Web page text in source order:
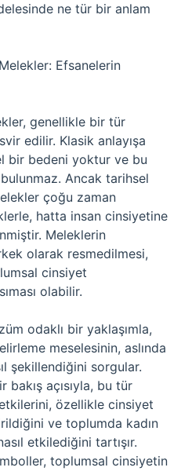
ne tür bir anlam
Efsanelerin
genellikle bir tür
edilir. Klasik anlayışa
bir bedeni yoktur ve bu
Ancak tarihsel
çoğu zaman
hatta insan cinsiyetine
Meleklerin
olarak resmedilmesi,
cinsiyet
olabilir.
odaklı bir yaklaşımla,
meselesinin, aslında
şekillendiğini sorgular.
bakış açısıyla, bu tür
özellikle cinsiyet
ve toplumda kadın
etkilediğini tartışır.
toplumsal cinsiyetin